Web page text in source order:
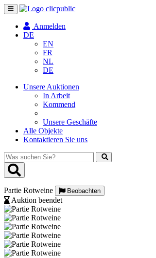
Navigation
umschalten
Anmelden
DE
EN
FR
NL
DE
Unsere Auktionen
In Arbeit
Kommend
Unsere Geschäfte
Alle Objekte
Kontaktieren Sie uns
Was
suchen
Sie?
Partie Rotweine Beobachten
Auktion beendet